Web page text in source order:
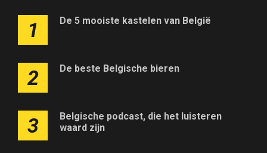
1 De 5 mooiste kastelen van België
2 De beste Belgische bieren
3
Belgische podcast, die het luisteren
waard zijn